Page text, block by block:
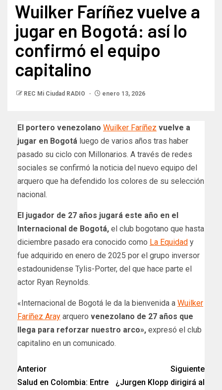
Wuilker Faríñez vuelve a
jugar en Bogotá: así lo
confirmó el equipo
capitalino
REC Mi Ciudad RADIO enero 13, 2026
El portero venezolano Wuilker Faríñez vuelve a
jugar en Bogotá luego de varios años tras haber
pasado su ciclo con Millonarios. A través de redes
sociales se confirmó la noticia del nuevo equipo del
arquero que ha defendido los colores de su selección
nacional.
El jugador de 27 años jugará este año en el
Internacional de Bogotá, el club bogotano que hasta
diciembre pasado era conocido como La Equidad y
fue adquirido en enero de 2025 por el grupo inversor
estadounidense Tylis-Porter, del que hace parte el
actor Ryan Reynolds.
«Internacional de Bogotá le da la bienvenida a Wuilker
Faríñez Aray arquero venezolano de 27 años que
llega para reforzar nuestro arco», expresó el club
capitalino en un comunicado.
Anterior
Salud en Colombia: Entre
Siguiente
¿Jurgen Klopp dirigirá al